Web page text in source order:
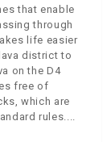
that enable
through
life easier
district to
on the D4
free of
which are
rules.